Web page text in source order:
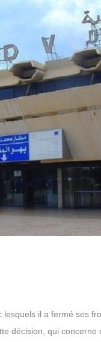
il a fermé ses
décision, qui